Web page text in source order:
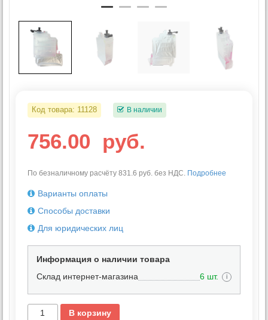
Код товара: 11128 В наличии
756.00 руб.
По безналичному расчёту 831.6 руб. без НДС. Подробнее
Варианты оплаты
Способы доставки
Для юридических лиц
Информация о наличии товара
Склад интернет-магазина
6 шт. i
В корзину